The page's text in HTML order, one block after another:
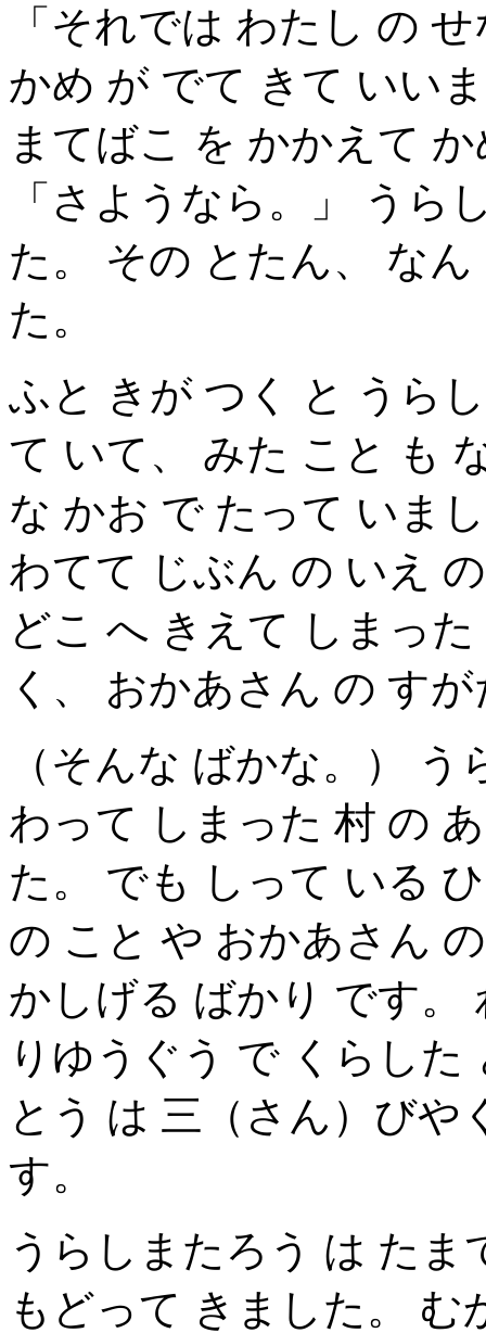
「それでは わたし の
かめ が でて きて いい
まてばこ を かかえて
「さようなら。」 うら
た。 その とたん、 な
た。
ふと きが つく と うら
て いて、 みた こと も
な かお で たって いま
わてて じぶん の いえ
どこ へ きえて しまっ
く、 おかあさん の す
（そんな ばかな。）
わって しまった 村 の
た。 でも しって いる
の こと や おかあさん
かしげる ばかり です。
りゆうぐう で くらし
とう は 三（さん）びや
す。
うらしまたろう は た
もどって きました。 む